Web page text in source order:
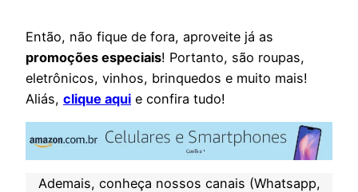
Então, não fique de fora, aproveite já as
promoções especiais! Portanto, são roupas,
eletrônicos, vinhos, brinquedos e muito mais!
Aliás, clique aqui e confira tudo!
Ademais, conheça nossos canais (Whatsapp,